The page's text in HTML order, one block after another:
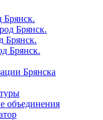
Брянск.
Брянск.
Брянск.
Брянск.
Брянска
объединения